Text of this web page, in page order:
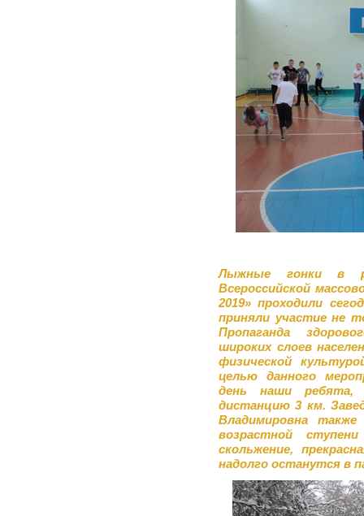
Лыжные гонки в
Всероссийской
2019» проходили
приняли участие не
Пропаганда
широких слоев
физической
целью данного
день наши ребята,
дистанцию 3 км.
Владимировна
возрастной
скольжение,
надолго останутся в